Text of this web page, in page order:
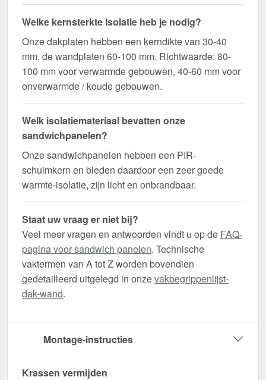
Welke kernsterkte isolatie heb je nodig?
Onze dakplaten hebben een kerndikte van 30-40
mm, de wandplaten 60-100 mm. Richtwaarde: 80-
100 mm voor verwarmde gebouwen, 40-60 mm voor
onverwarmde / koude gebouwen.
Welk isolatiemateriaal bevatten onze
sandwichpanelen?
Onze sandwichpanelen hebben een PIR-
schuimkern en bieden daardoor een zeer goede
warmte-isolatie, zijn licht en onbrandbaar.
Staat uw vraag er niet bij?
Veel meer vragen en antwoorden vindt u op de FAQ-
pagina voor sandwich panelen. Technische
vaktermen van A tot Z worden bovendien
gedetailleerd uitgelegd in onzevakbegrippenlijst-
dak-wand.
Montage-instructies
Krassen vermijden